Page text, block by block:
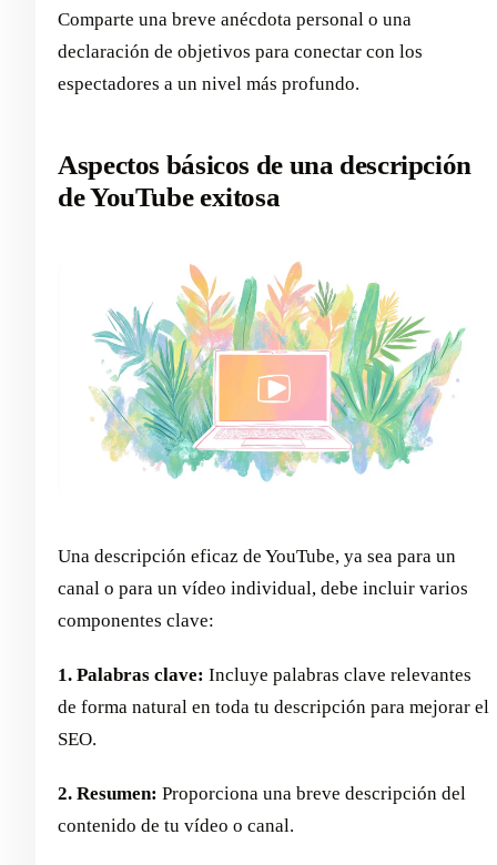
Comparte una breve anécdota personal o una
declaración de objetivos para conectar con los
espectadores a un nivel más profundo.
Aspectos básicos de una descripción
de YouTube exitosa
Una descripción eficaz de YouTube, ya sea para un
canal o para un vídeo individual, debe incluir varios
componentes clave:
1. Palabras clave: Incluye palabras clave relevantes
de forma natural en toda tu descripción para mejorar el
SEO.
2. Resumen: Proporciona una breve descripción del
contenido de tu vídeo o canal.